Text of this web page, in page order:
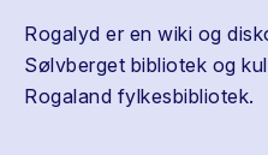
Rogalyd er en wiki og
Sølvberget bibliotek og
Rogaland fylkesbibliotek.